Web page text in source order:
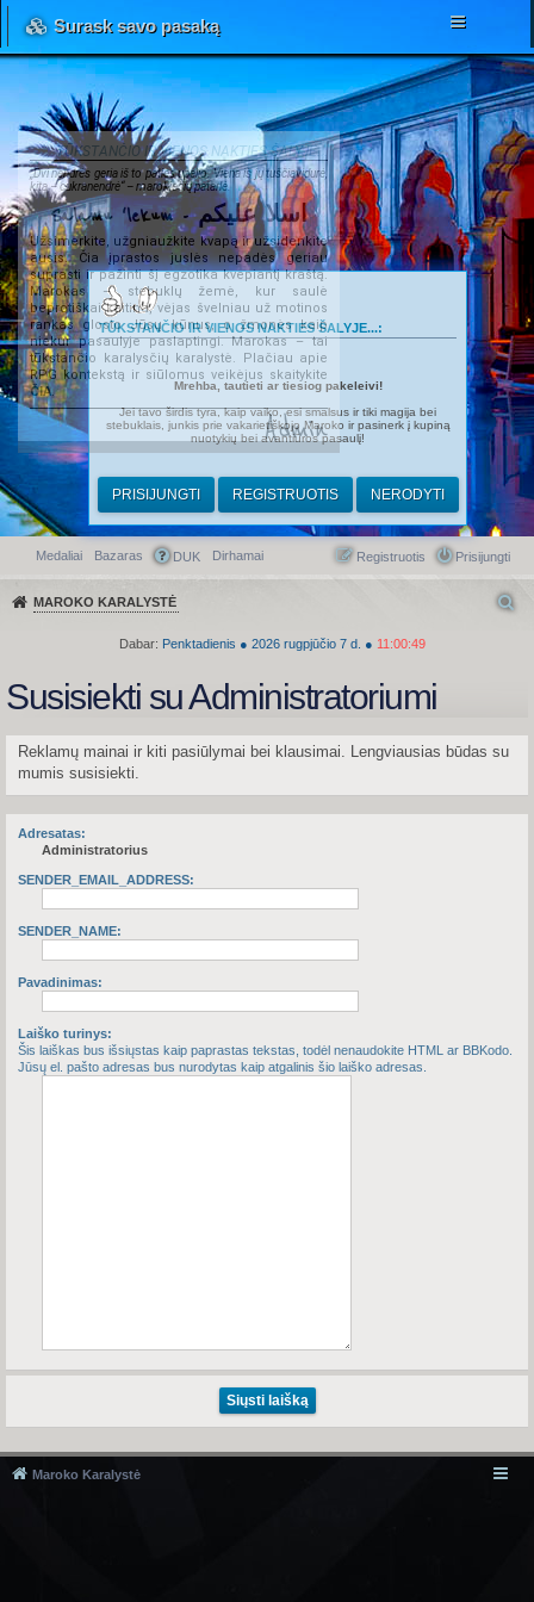
Surask savo pasaką
TŪKSTANČIO IR VIENOS NAKTIES ŠALYJE...
„Dvi nendrės geria iš to paties upelio. Viena iš jų tuščiavidurė,
kita – cukranendrė“ – marokiečių patarlė.
Salamu 'lekum - اسلا عليكم
Užsimerkite, užgniaužkite kvapą ir užsidenkite
ausis. Čia įprastos juslės nepadės geriau
suprasti ir pažinti šį egzotika kvepiantį kraštą.
Marokas – stebuklų žemė, kur saulė
beprotiškai kaitina, vėjas švelniau už motinos
rankas glosto Jūsų kūnus, o žmonės kaip
niekur pasaulyje paslaptingi. Marokas – tai
tūkstančio karalysčių karalystė. Plačiau apie
RPG kontekstą ir siūlomus veikėjus skaitykite
ČIA.
Admin
Greitasis meniu
Medaliai Bazaras DUK Dirhamai Prisijungti
Registruotis
MAROKO KARALYSTĖ
Dabar: Penktadienis ● 2026 rugpjūčio 7 d. ● 11:00:49
TŪKSTANČIO IR VIENOS NAKTIES ŠALYJE...:
Mrehba, tautieti ar tiesiog pakeleivi!
Jei tavo širdis tyra, kaip vaiko, esi smalsus ir tiki magija bei
stebuklais, junkis prie vakarietiškojo Maroko ir pasinerk į kupiną
nuotykių bei avantiūros pasaulį!
PRISIJUNGTI REGISTRUOTIS NERODYTI
Susisiekti su Administratoriumi
Reklamų mainai ir kiti pasiūlymai bei klausimai. Lengviausias būdas su
mumis susisiekti.
Adresatas:
Administratorius
SENDER_EMAIL_ADDRESS:
SENDER_NAME:
Pavadinimas:
Laiško turinys:
Šis laiškas bus išsiųstas kaip paprastas tekstas, todėl nenaudokite HTML ar BBKodo.
Jūsų el. pašto adresas bus nurodytas kaip atgalinis šio laiško adresas.
Maroko Karalystė